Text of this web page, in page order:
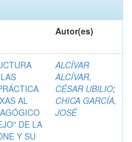
Autor(es)
AL
DE LA
Y SU
ALCÍVAR
ALCÍVAR,
CÉSAR UBILIO;
CHICA GARCÍA,
JOSÉ